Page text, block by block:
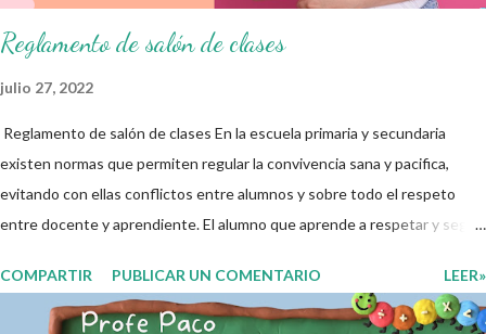
Reglamento de salón de clases
julio 27, 2022
Reglamento de salón de clases En la escuela primaria y secundaria
existen normas que permiten regular la convivencia sana y pacifica,
evitando con ellas conflictos entre alumnos y sobre todo el respeto
entre docente y aprendiente. El alumno que aprende a respetar y seguir
entiende las consecuencias de sus acciones, es por eso que el objetivo
fundamental de las normas de clases o reglamento de aula buscan
COMPARTIR PUBLICAR UN COMENTARIO LEER»